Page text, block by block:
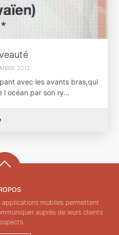
2012
avec les avants bras,qui
l océan par son ry…
mobiles permettent
auprès de leurs clients